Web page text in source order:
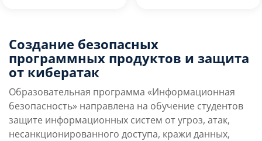
Условия поступления
Учебная программа
Создание безопасных
программных продуктов и защита
от кибератак
Образовательная программа «Информационная
безопасность» направлена на обучение студентов
защите информационных систем от угроз, атак,
несанкционированного доступа, кражи данных,